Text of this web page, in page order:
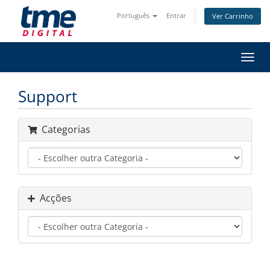
Português Entrar Ver Carrinho
Support
Categorias
Acções